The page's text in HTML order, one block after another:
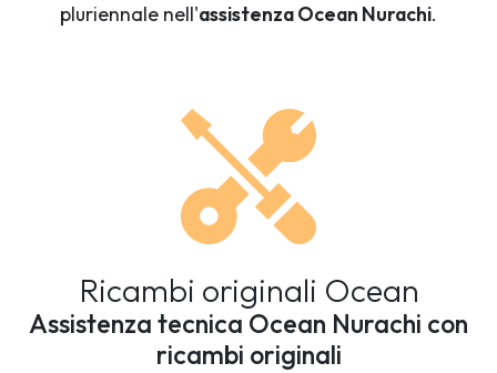
pluriennale nell'assistenza Ocean Nurachi.
Ricambi originali Ocean
Assistenza tecnica Ocean Nurachi con
ricambi originali